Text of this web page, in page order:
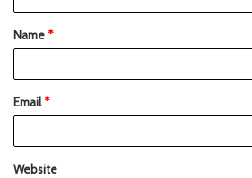
Name*
Email*
Website